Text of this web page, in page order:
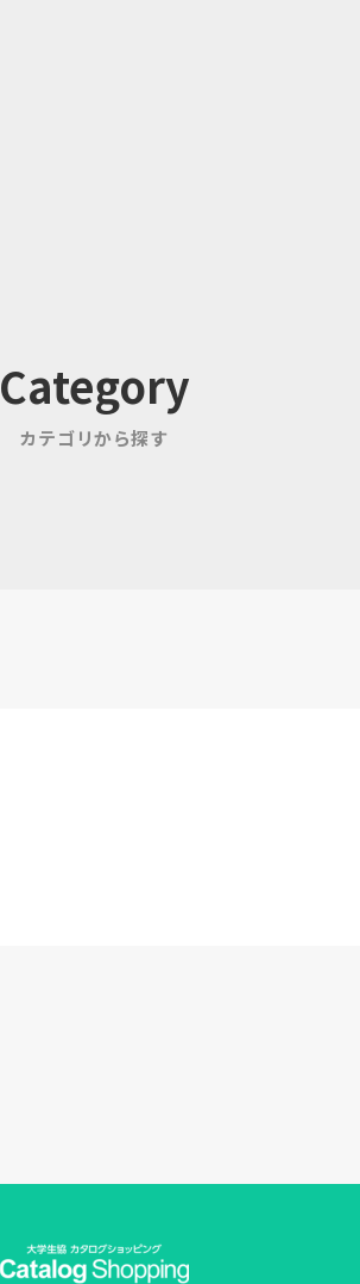
Category
カテゴリから探す